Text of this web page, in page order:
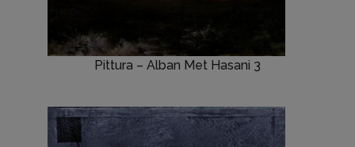
Pittura – Alban Met Hasani 3